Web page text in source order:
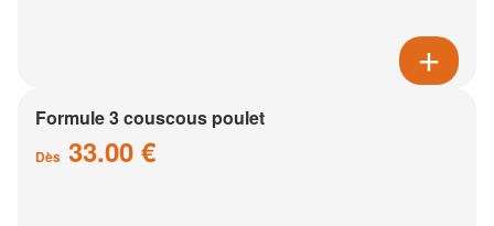
Formule 3 couscous poulet
Dès 33.00 €